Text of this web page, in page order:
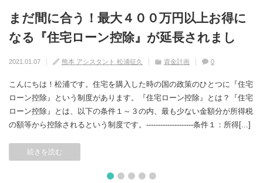
まだ間に合う！最大４００万円以上お得に
なる『住宅ローン控除』が延長されまし
た！
2021.01.07 熊本 アシスタント 松浦征久 資金計画 0
こんにちは！松浦です。住宅を購入した時の国の政策のひとつに『住宅
ローン控除』という制度があります。『住宅ローン控除』とは？『住宅
ローン控除』とは、以下の条件１～３の内、最も少ない金額分が所得税
の額等から控除されるという制度です。--------------------条件１：所得[...]
続きを読む
自分の家がいわゆる『欠陥住宅』ならない
ように気を付けるためには？
2020.09.17 熊本 アシスタント 松浦征久 住宅の豆知識 家づくり
建売住宅と注文住宅の寿命は違う！？
2020.08.29 熊本 アシスタント 松浦征久 住宅の豆知識 家づくり
住宅の中でも熱中症にかかる！？原因や対
策は？
2020.08.27
熊本 アシスタント 松浦征久
【火災保険】万が一の災害や事故の時にど
こまで補償されるの？
2020.07.11 熊本 アシスタント 松浦征久 住宅の豆知識
家づくり
1 2 3 4